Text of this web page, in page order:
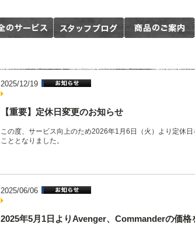
2025/12/19
【重要】定休日変更のお知らせ
この度、サービス向上のため2026年1月6日（火）より定休
こととなりました。
2025/06/06
2025年5月1日よりAvenger、Commanderの価格